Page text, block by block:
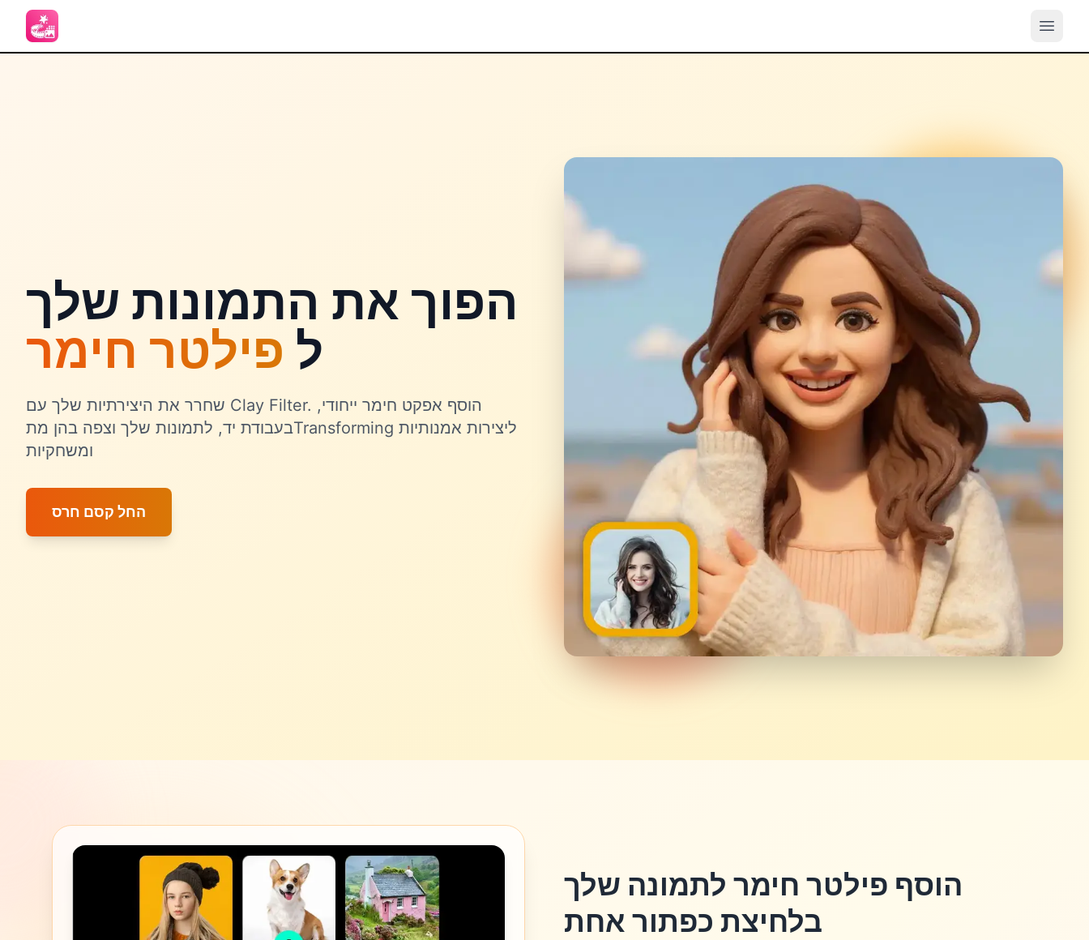
הפוך את התמונות שלך
ל פילטר חימר
שחרר את היצירתיות שלך עם Clay Filter. הוסף אפקט חימר ייחודי,
בעבודת יד, לתמונות שלך וצפה בהן מתTransforming ליצירות אמנותיות
ומשחקיות
החל קסם חרס
הוסף פילטר חימר לתמונה שלך
בלחיצת כפתור אחת